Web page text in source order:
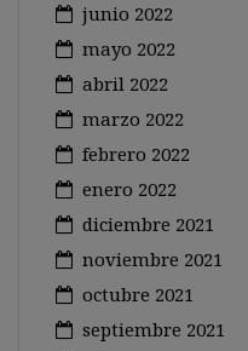
junio 2022
mayo 2022
abril 2022
marzo 2022
febrero 2022
enero 2022
diciembre 2021
noviembre 2021
octubre 2021
septiembre 2021